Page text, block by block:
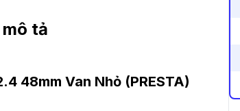
tả
48mm Van Nhỏ (PRESTA)